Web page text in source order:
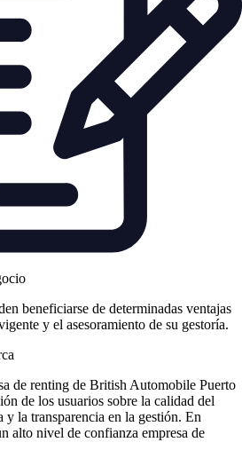
beneficiarse de determinadas ventajas
y el asesoramiento de su gestoría.
de renting de British Automobile Puerto
de los usuarios sobre la calidad del
la transparencia en la gestión. En
alto nivel de confianza empresa de